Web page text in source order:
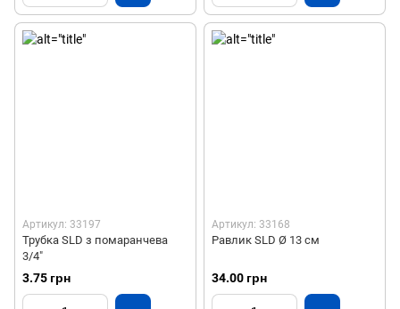
Артикул: 33197
Трубка SLD з помаранчева
3/4"
3.75 грн
Артикул: 33168
Равлик SLD Ø 13 см
34.00 грн